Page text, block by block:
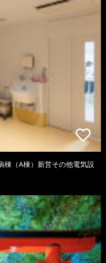
棟（A棟）新営その他電気設